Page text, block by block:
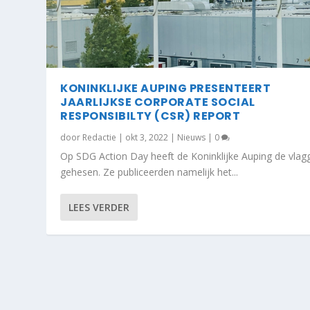
KONINKLIJKE AUPING PRESENTEERT
JAARLIJKSE CORPORATE SOCIAL
RESPONSIBILTY (CSR) REPORT
door Redactie | okt 3, 2022 | Nieuws | 0
Op SDG Action Day heeft de Koninklijke Auping de
gehesen. Ze publiceerden namelijk het...
LEES VERDER